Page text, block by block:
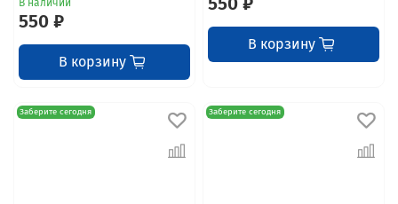
550 ₽
В корзину
В корзину
Заберите сегодня Заберите сегодня